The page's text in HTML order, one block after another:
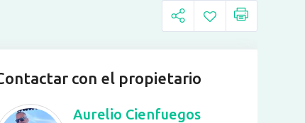
con el propietario
Aurelio Cienfuegos